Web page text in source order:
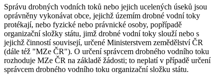
Správu drobných vodních toků nebo jejich ucelených úseků jsou
oprávněny vykonávat obce, jejichž územím drobné vodní toky
protékají, nebo fyzické nebo právnické osoby, popřípadě
organizační složky státu, jimž drobné vodní toky slouží nebo s
jejichž činností souvisejí, určené Ministerstvem zemědělství ČR
(dále též "MZe ČR"). O určení správcem drobného vodního toku
rozhoduje MZe ČR na základě žádosti; to neplatí v případě určení
správcem drobného vodního toku organizační složku státu.